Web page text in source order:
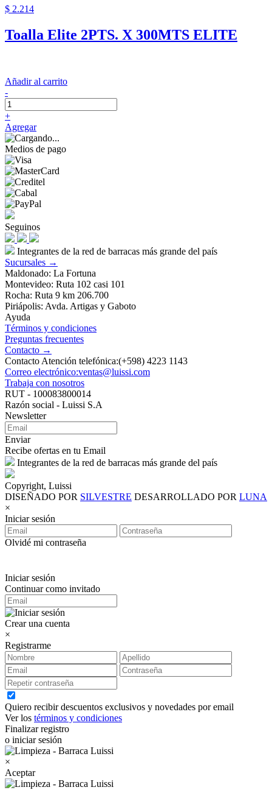
$ 2.214
Toalla Elite 2PTS. X 300MTS ELITE
Añadir al carrito
-
+
Agregar
Medios de pago
Seguinos
Integrantes de la red de barracas más grande del país
Sucursales →
Maldonado: La Fortuna
Montevideo: Ruta 102 casi 101
Rocha: Ruta 9 km 206.700
Piriápolis: Avda. Artigas y Gaboto
Ayuda
Términos y condiciones
Preguntas frecuentes
Contacto →
Contacto Atención telefónica:(+598) 4223 1143
Correo electrónico:ventas@luissi.com
Trabaja con nosotros
RUT - 100083800014
Razón social - Luissi S.A
Newsletter
Enviar
Recibe ofertas en tu Email
Integrantes de la red de barracas más grande del país
Copyright, Luissi
DISEÑADO POR SILVESTRE DESARROLLADO POR LUNA
×
Iniciar sesión
Olvidé mi contraseña
Iniciar sesión
Continuar como invitado
Crear una cuenta
×
Registrarme
Quiero recibir descuentos exclusivos y novedades por email
Ver los términos y condiciones
Finalizar registro
o iniciar sesión
×
Aceptar